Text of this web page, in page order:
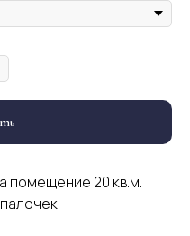
помещение 20 кв.м.